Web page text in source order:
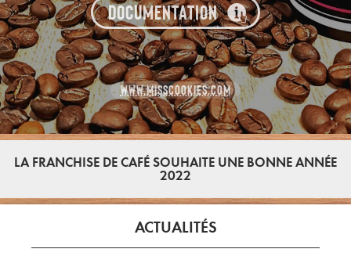
DOCUMENTATION
WWW.MISSCOOKIES.COM
LA FRANCHISE DE CAFÉ SOUHAITE UNE BONNE ANNÉE
2022
ACTUALITÉS